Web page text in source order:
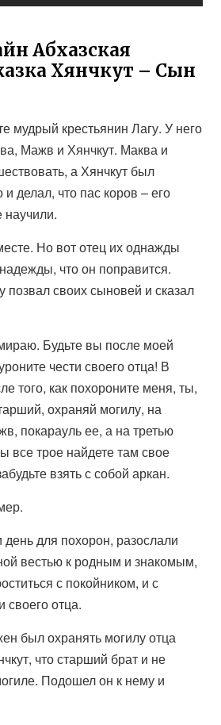
Абхазская
Хянчкут – Сын
мудрый крестьянин Лагу. У него
Мажв и Хянчкут. Маква и
а Хянчкут был
делал, что пас коров – его
Но вот отец их однажды
что он поправится.
позвал своих сыновей и сказал
Будьте вы после моей
чести своего отца! В
того, как похороните меня, ты,
охраняй могилу, на
покарауль ее, а на третью
все трое найдете там свое
взять с собой аркан.
для похорон, разослали
вестью к родным и знакомым,
с покойником, и с
своего отца.
был охранять могилу отца
что старший брат и не
Подошел он к нему и